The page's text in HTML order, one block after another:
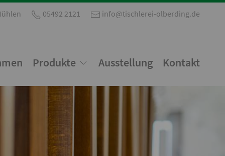
05492 2121 info@tischlerei-olberding.de
Produkte Ausstellung Kontakt